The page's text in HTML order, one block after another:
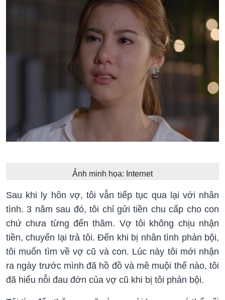
Ảnh minh họa: Internet
Sau khi ly hôn vợ, tôi vẫn tiếp tục qua lại với nhân
tình. 3 năm sau đó, tôi chỉ gửi tiền chu cấp cho con
chứ chưa từng đến thăm. Vợ tôi không chịu nhận
tiền, chuyển lại trả tôi. Đến khi bị nhân tình phản bội,
tôi muốn tìm về vợ cũ và con. Lúc này tôi mới nhận
ra ngày trước mình đã hồ đồ và mê muội thế nào, tôi
đã hiểu nỗi đau đớn của vợ cũ khi bị tôi phản bội.